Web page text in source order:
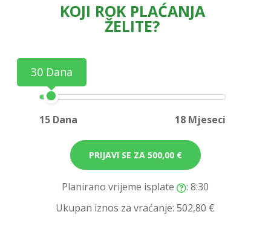
KOJI ROK PLAĆANJA
ŽELITE?
30 Dana
15 Dana 18 Mjeseci
PRIJAVI SE ZA 500,00 €
Planirano vrijeme isplate
: 8:30
Ukupan iznos za vraćanje:502,80 €